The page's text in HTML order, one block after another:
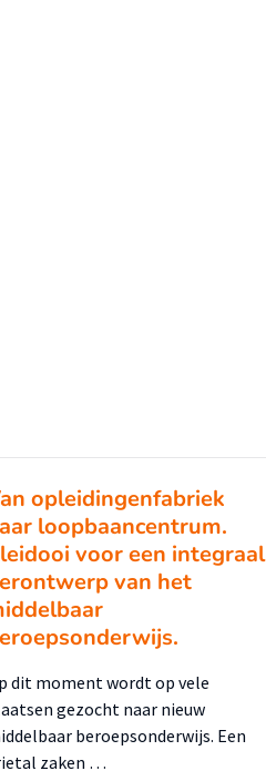
opleidingenfabriek
loopbaancentrum.
voor een integraal
van het
dit moment wordt op vele
gezocht naar nieuw
beroepsonderwijs. Een
zaken …